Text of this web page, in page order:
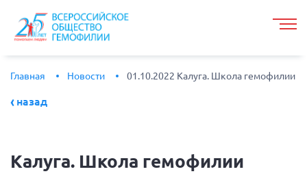
Главная Новости 01.10.2022 Калуга. Школа гемофилии
назад
Калуга. Школа гемофилии